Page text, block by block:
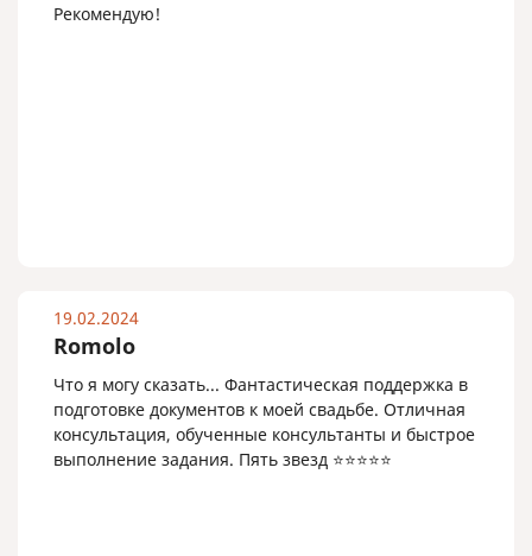
Рекомендую!
19.02.2024
Romolo
Что я могу сказать... Фантастическая поддержка в
подготовке документов к моей свадьбе. Отличная
консультация, обученные консультанты и быстрое
выполнение задания. Пять звезд ⭐️⭐️⭐️⭐️⭐️